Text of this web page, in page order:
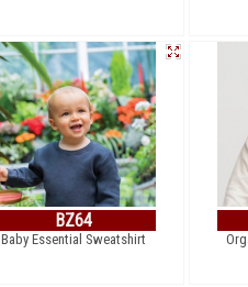
BZ64
Baby Essential Sweatshirt